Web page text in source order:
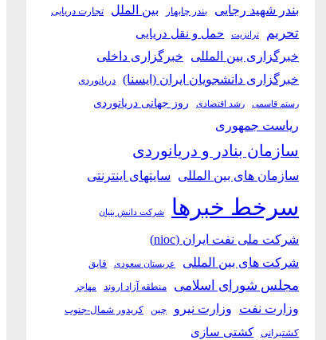
بندر شهید رجایی بندر چابهار بین الملل تجارت دریایی
تحریم ترانزیت حمل و نقل دریایی
خبرگزاری بین المللی خبرگزاری داخلی
خبرگزاری دانشجویان ایران (ایسنا)
دریانوردی
رستم قاسمی رشد اقتصادی روز جهانی دریانوردی
ریاست جمهوری
سازمان بنادر و دریانوردی
سازمان های بین المللی سایتهای اینترنتی
سرخط خبرها شرکت دانش بنیان
شرکت ملی نفت ایران (nioc)
شرکت های بین المللی
عربستان سعودی قایق
مجلس شورای اسلامی منطقه آزاد اروند مهاجر
وزارت نفت وزارت نیرو چین کریدور شمال-جنوب
کشتیرانی کشتی سازی